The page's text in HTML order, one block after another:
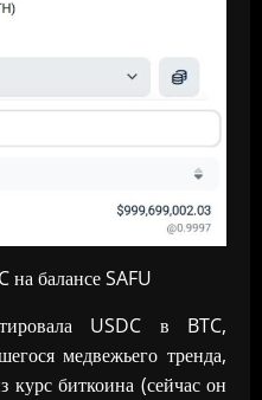
балансе SAFU
USDC в BTC,
медвежьего тренда,
курс биткоина (сейчас он